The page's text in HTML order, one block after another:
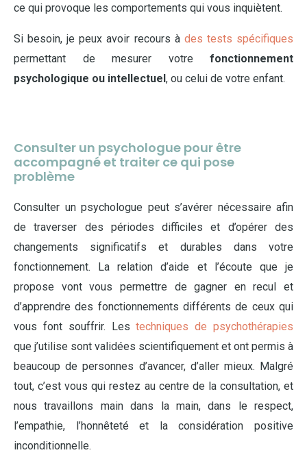
ce qui provoque les comportements qui vous inquiètent.
Si besoin, je peux avoir recours à des tests spécifiques
permettant de mesurer votre fonctionnement
psychologique ou intellectuel, ou celui de votre enfant.
Consulter un psychologue pour être
accompagné et traiter ce qui pose
problème
Consulter un psychologue peut s’avérer nécessaire afin
de traverser des périodes difficiles et d’opérer des
changements significatifs et durables dans votre
fonctionnement. La relation d’aide et l’écoute que je
propose vont vous permettre de gagner en recul et
d’apprendre des fonctionnements différents de ceux qui
vous font souffrir. Lestechniques de psychothérapies
que j’utilise sont validées scientifiquement et ont permis à
beaucoup de personnes d’avancer, d’aller mieux. Malgré
tout, c’est vous qui restez au centre de la consultation, et
nous travaillons main dans la main, dans le respect,
l’empathie, l’honnêteté et la considération positive
inconditionnelle.